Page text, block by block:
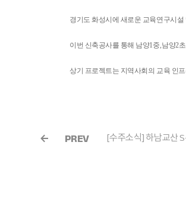
경기도 화성시에 새로운 교육연구시
이번 신축공사를 통해 남양1중,남양2초
상기 프로젝트는 지역사회의 교육 인
PREV [수주소식] 하남교산